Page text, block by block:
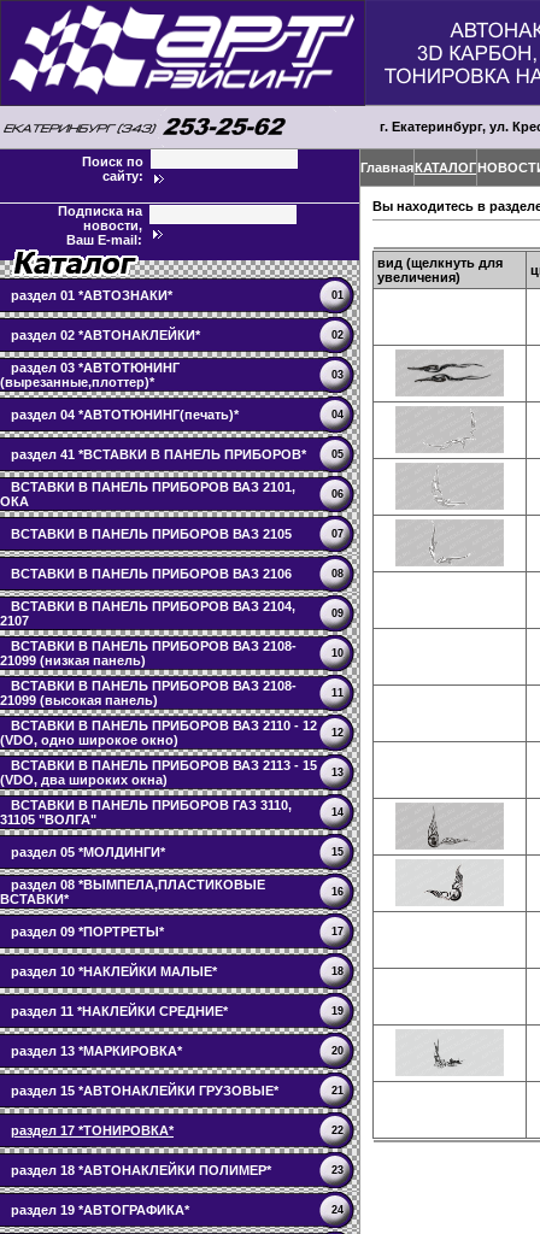
г. Екатеринбург, ул.
Поиск по
сайту:
Подписка на
новости,
Ваш E-mail:
раздел 01 *АВТОЗНАКИ* 01
раздел 02 *АВТОНАКЛЕЙКИ* 02
раздел 03 *АВТОТЮНИНГ
(вырезанные,плоттер)*
03
раздел 04 *АВТОТЮНИНГ(печать)* 04
раздел 41 *ВСТАВКИ В ПАНЕЛЬ ПРИБОРОВ* 05
ВСТАВКИ В ПАНЕЛЬ ПРИБОРОВ ВАЗ 2101,
ОКА
06
ВСТАВКИ В ПАНЕЛЬ ПРИБОРОВ ВАЗ 2105 07
ВСТАВКИ В ПАНЕЛЬ ПРИБОРОВ ВАЗ 2106 08
ВСТАВКИ В ПАНЕЛЬ ПРИБОРОВ ВАЗ 2104,
2107
09
ВСТАВКИ В ПАНЕЛЬ ПРИБОРОВ ВАЗ 2108-
21099 (низкая панель)
10
ВСТАВКИ В ПАНЕЛЬ ПРИБОРОВ ВАЗ 2108-
21099 (высокая панель)
11
ВСТАВКИ В ПАНЕЛЬ ПРИБОРОВ ВАЗ 2110 - 12
(VDO, одно широкое окно)
12
ВСТАВКИ В ПАНЕЛЬ ПРИБОРОВ ВАЗ 2113 - 15
(VDO, два широких окна)
13
ВСТАВКИ В ПАНЕЛЬ ПРИБОРОВ ГАЗ 3110,
31105 "ВОЛГА"
14
раздел 05 *МОЛДИНГИ* 15
раздел 08 *ВЫМПЕЛА,ПЛАСТИКОВЫЕ
ВСТАВКИ*
16
раздел 09 *ПОРТРЕТЫ* 17
раздел 10 *НАКЛЕЙКИ МАЛЫЕ* 18
раздел 11 *НАКЛЕЙКИ СРЕДНИЕ* 19
раздел 13 *МАРКИРОВКА* 20
раздел 15 *АВТОНАКЛЕЙКИ ГРУЗОВЫЕ* 21
раздел 17 *ТОНИРОВКА* 22
раздел 18 *АВТОНАКЛЕЙКИ ПОЛИМЕР* 23
раздел 19 *АВТОГРАФИКА* 24
ГлавнаяКАТАЛОГ
Вы находитесь в
вид (щелкнуть для
увеличения)